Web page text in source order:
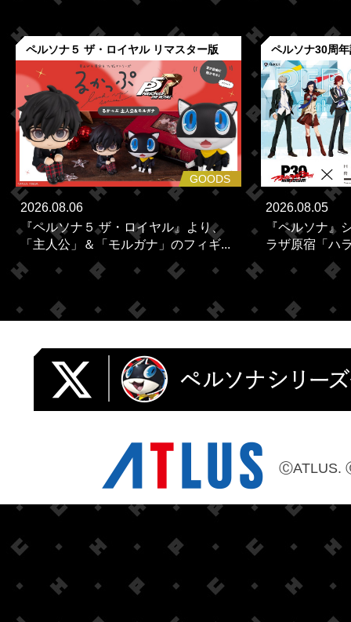
ペルソナ５ ザ・ロイヤル リマスター版
GOODS
2026.08.06
『ペルソナ５ ザ・ロイヤル』より、
「主人公」＆「モルガナ」のフィギ...
ペルソナ30周
2026.08.05
『ペルソナ』
ラザ原宿「ハ
ⒸATLUS.